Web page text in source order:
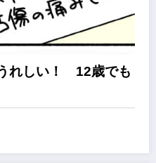
れしい！ 12歳でも